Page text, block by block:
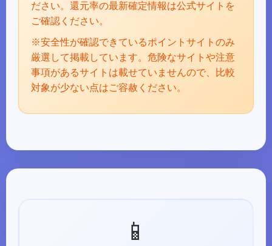
ださい。還元率の最新確定情報は公式サイトを
ご確認ください。
※安全性が確認できているポイントサイトのみ
厳選して掲載しています。危険なサイトや注意
事項があるサイトは載せていませんので、比較
対象が少ない点はご容赦ください。
📱